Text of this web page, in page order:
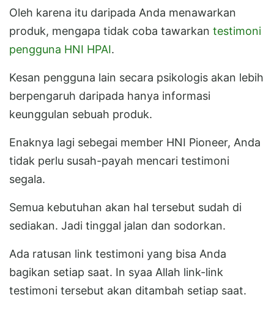
Oleh karena itu daripada Anda menawarkan
produk, mengapa tidak coba tawarkan testimoni
pengguna HNI HPAI.
Kesan pengguna lain secara psikologis akan lebih
berpengaruh daripada hanya informasi
keunggulan sebuah produk.
Enaknya lagi sebegai member HNI Pioneer, Anda
tidak perlu susah-payah mencari testimoni
segala.
Semua kebutuhan akan hal tersebut sudah di
sediakan. Jadi tinggal jalan dan sodorkan.
Ada ratusan link testimoni yang bisa Anda
bagikan setiap saat. In syaa Allah link-link
testimoni tersebut akan ditambah setiap saat.